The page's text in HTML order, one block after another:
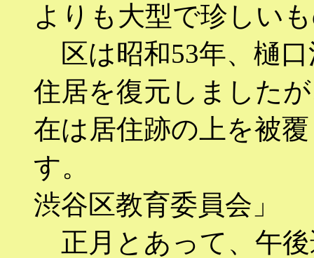
よりも大型で珍しい
区は昭和53年、樋
住居を復元しました
在は居住跡の上を被
す。
渋谷区教育委員会」
正月とあって、午